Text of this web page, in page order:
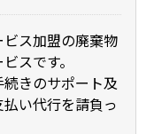
ス加盟の廃棄物
スです。
きのサポート及
い代行を請負っ